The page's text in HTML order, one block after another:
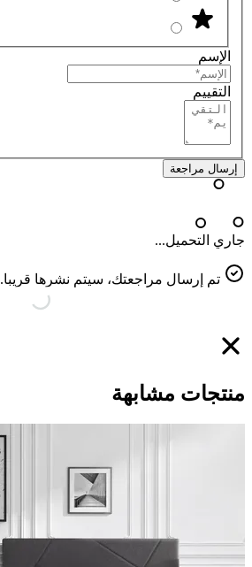
الإسم
التقييم
إرسال مراجعة
جاري التحميل...
تم إرسال مراجعتك، سيتم نشرها قريبا.
منتجات مشابهة